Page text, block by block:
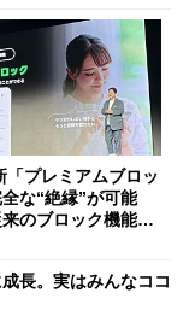
「プレミアムブロッ
な“絶縁”が可能
のブロック機能と
長。実はみんなココ